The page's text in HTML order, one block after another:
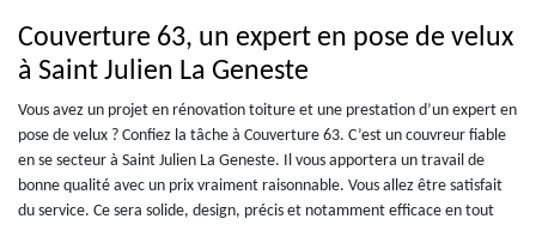
Couverture 63, un expert en pose de velux
à Saint Julien La Geneste
Vous avez un projet en rénovation toiture et une prestation d’un expert en
pose de velux ? Confiez la tâche à Couverture 63. C’est un couvreur fiable
en se secteur à Saint Julien La Geneste. Il vous apportera un travail de
bonne qualité avec un prix vraiment raisonnable. Vous allez être satisfait
du service. Ce sera solide, design, précis et notamment efficace en tout